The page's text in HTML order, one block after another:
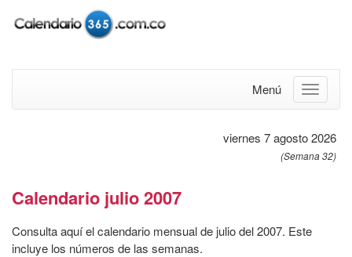
Menú
viernes 7 agosto 2026
(Semana 32)
Calendario julio 2007
Consulta aquí el calendario mensual de julio del 2007. Este
incluye los números de las semanas.